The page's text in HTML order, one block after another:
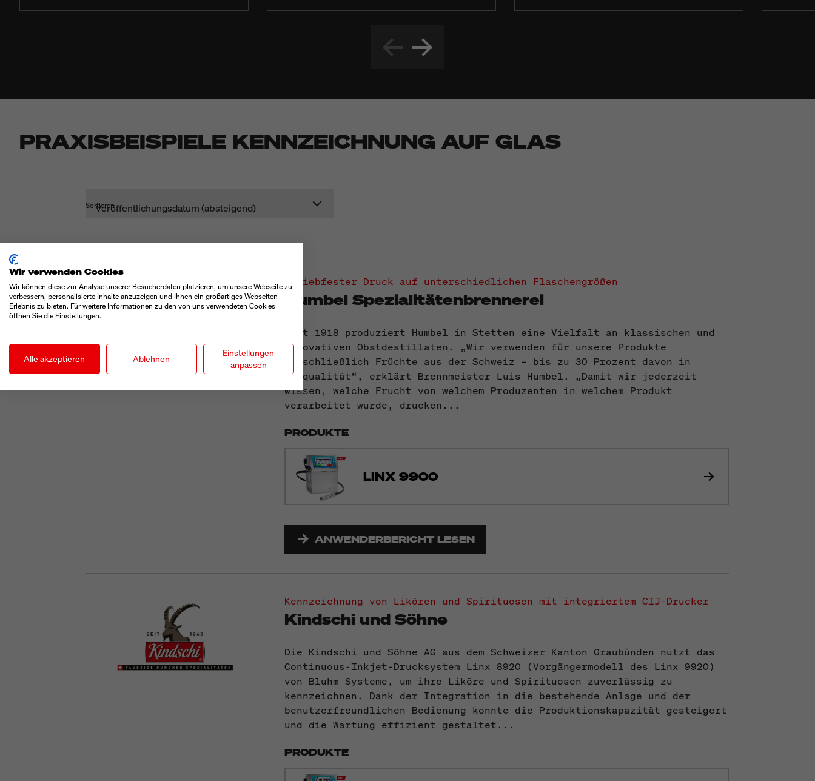
PRAXISBEISPIELE KENNZEICHNUNG AUF GLAS
Sortieren
Abriebfester Druck auf unterschiedlichen Flaschengrößen
Humbel Spezialitätenbrennerei
Seit 1918 produziert Humbel in Stetten eine Vielfalt an klassischen und
innovativen Obstdestillaten. „Wir verwenden für unsere Produkte
ausschließlich Früchte aus der Schweiz – bis zu 30 Prozent davon in
Bioqualität“, erklärt Brennmeister Luis Humbel. „Damit wir jederzeit
wissen, welche Frucht von welchem Produzenten in welchem Produkt
verarbeitet wurde, drucken...
PRODUKTE
LINX 9900
ANWENDERBERICHT LESEN
Kennzeichnung von Likören und Spirituosen mit integriertem CIJ-Drucker
Kindschi und Söhne
Die Kindschi und Söhne AG aus dem Schweizer Kanton Graubünden nutzt das
Continuous-Inkjet-Drucksystem Linx 8920 (Vorgängermodell des Linx 9920)
von Bluhm Systeme, um ihre Liköre und Spirituosen zuverlässig zu
kennzeichnen. Dank der Integration in die bestehende Anlage und der
benutzerfreundlichen Bedienung konnte die Produktionskapazität gesteigert
und die Wartung effizient gestaltet...
PRODUKTE
Wir verwenden Cookies
Wir können diese zur Analyse unserer Besucherdaten platzieren, um unsere Webseite zu
verbessern, personalisierte Inhalte anzuzeigen und Ihnen ein großartiges Webseiten-
Erlebnis zu bieten. Für weitere Informationen zu den von uns verwendeten Cookies
öffnen Sie die Einstellungen.
Alle akzeptieren Ablehnen
Einstellungen
anpassen